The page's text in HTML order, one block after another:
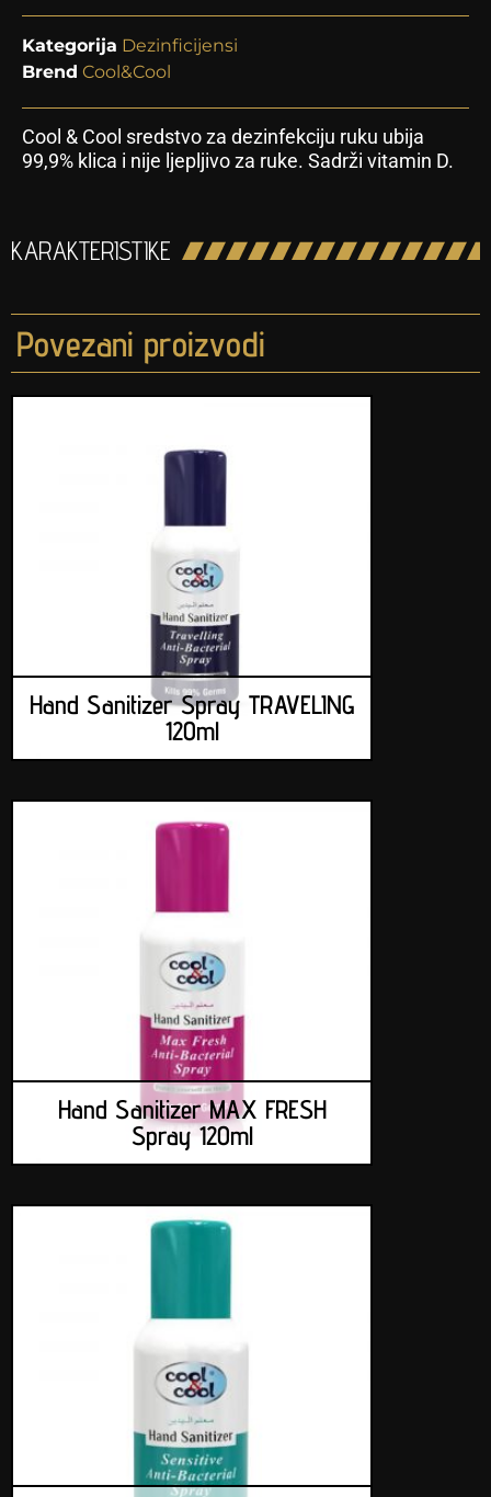
Kategorija Dezinficijensi
Brend Cool&Cool
Cool & Cool sredstvo za dezinfekciju ruku ubija
99,9% klica i nije ljepljivo za ruke. Sadrži vitamin D.
KARAKTERISTIKE
Povezani proizvodi
Hand Sanitizer Spray TRAVELING
120ml
Hand Sanitizer MAX FRESH
Spray 120ml